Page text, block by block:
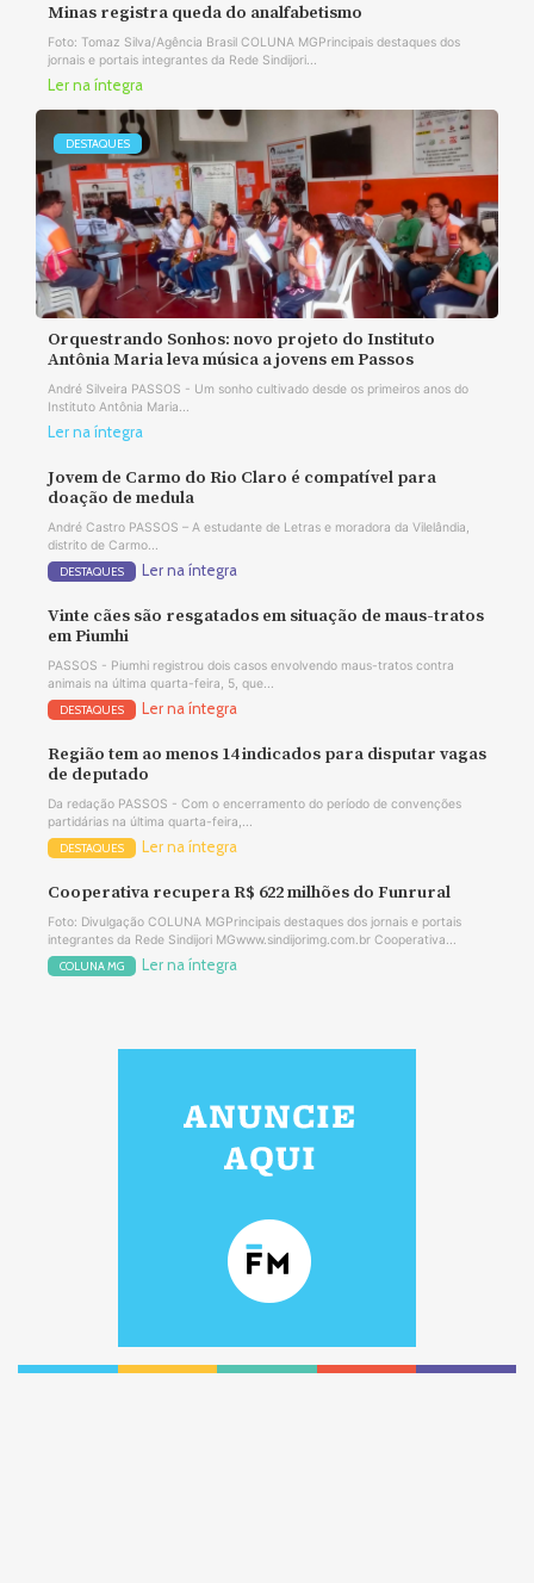
Minas registra queda do analfabetismo
Foto: Tomaz Silva/Agência Brasil COLUNA MGPrincipais destaques dos
jornais e portais integrantes da Rede Sindijori...
Ler na íntegra
DESTAQUES
Orquestrando Sonhos: novo projeto do Instituto
Antônia Maria leva música a jovens em Passos
André Silveira PASSOS - Um sonho cultivado desde os primeiros anos do
Instituto Antônia Maria...
Ler na íntegra
Jovem de Carmo do Rio Claro é compatível para
doação de medula
André Castro PASSOS – A estudante de Letras e moradora da Vilelândia,
distrito de Carmo...
DESTAQUES Ler na íntegra
Vinte cães são resgatados em situação de maus-tratos
em Piumhi
PASSOS - Piumhi registrou dois casos envolvendo maus-tratos contra
animais na última quarta-feira, 5, que...
DESTAQUES Ler na íntegra
Região tem ao menos 14 indicados para disputar vagas
de deputado
Da redação PASSOS - Com o encerramento do período de convenções
partidárias na última quarta-feira,...
DESTAQUES Ler na íntegra
Cooperativa recupera R$ 622 milhões do Funrural
Foto: Divulgação COLUNA MGPrincipais destaques dos jornais e portais
integrantes da Rede Sindijori MGwww.sindijorimg.com.br Cooperativa...
COLUNA MG Ler na íntegra